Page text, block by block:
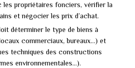
propriétaires fonciers, vérifier la
et négocier les prix d’achat.
déterminer le type de biens à
commerciaux, bureaux…) et
techniques des constructions
environnementales…).